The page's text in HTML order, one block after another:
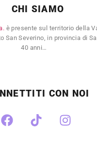
CHI SIAMO
è presente sul territorio della
San Severino, in provincia di
40 anni…
CON NOI